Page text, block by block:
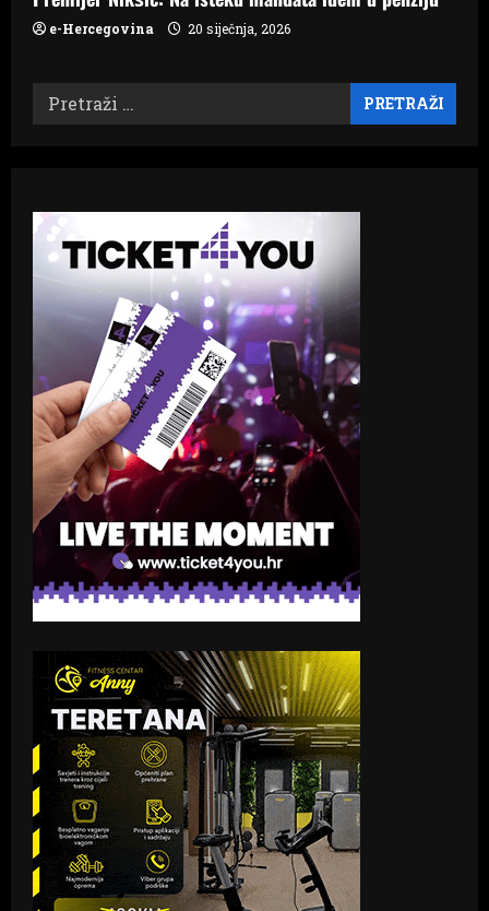
e-Hercegovina 20 siječnja, 2026
Pretraži: